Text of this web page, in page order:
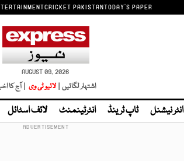
CRICKET PAKISTANTODAY'S PAPER
AUGUST 09, 2026
اشتہار لگائیں | لائیو ٹی وی | آج کا
انٹر نیشنل ٹاپ ٹرینڈ انٹرٹینمنٹ لائف اسٹائل